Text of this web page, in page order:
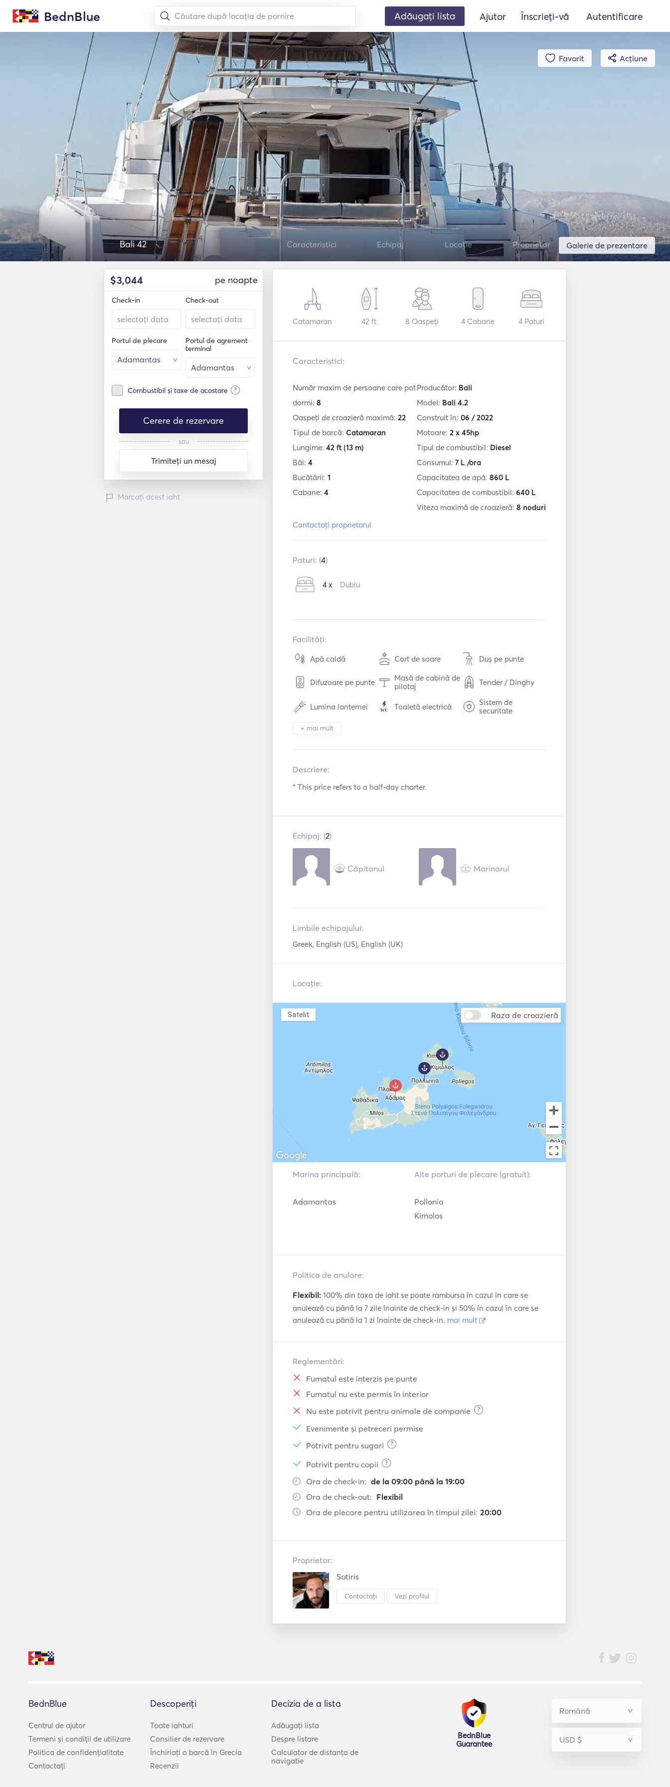
BednBlue Adăugați lista Ajutor Înscrieți-vă Autentificare
Favorit Acțiune
Galerie de prezentare
Bali 42 Caracteristici Echipaj Locație Proprietar
$3,044 pe noapte
Check-in Check-out
Portul de plecare
Portul de agrement
terminal
Combustibil și taxe de acostare ?
Cerere de rezervare
sau
Trimiteți un mesaj
Marcați acest iaht
Catamaran 42 ft 8 Oaspeți 4 Cabane 4Paturi
Caracteristici:
Număr maxim de persoane care pot
dormi: 8
Oaspeți de croazieră maximă: 22
Tipul de barcă: Catamaran
Lungime: 42 ft (13 m)
Băi: 4
Bucătării: 1
Cabane: 4
Contactați proprietarul
Producător: Bali
Model: Bali 4.2
Construit în: 06 / 2022
Motoare: 2 x 45hp
Tipul de combustibil: Diesel
Consumul: 7 L /ora
Capacitatea de apă: 860 L
Capacitatea de combustibil: 640 L
Viteza maximă de croazieră: 8 noduri
Paturi: (4)
4 x Dublu
Facilități:
Apă caldă Cort de soare Duș pe punte
Difuzoare pe punte
Masă de cabină de
pilotaj
Tender / Dinghy
Lumina lanternei Toaletă electrică
Sistem de
securitate
Congelator
Echipament de
snorkeling
navigație
Motor exterior
Trolii electrice
+ mai mult
Descriere:
* This price refers to a half-day charter.
Echipaj: (2)
Căpitanul Marinarul
Limbile echipajului:
Greek, English (US), English (UK)
Locație:
Raza de croazieră
Satelit
Marina principală:
Adamantas
Alte porturi de plecare (gratuit):
Pollonia
Kimolos
Politica de anulare:
Flexibil: 100% din taxa de iaht se poate rambursa în cazul în care se
anulează cu până la 7 zile înainte de check-in și 50% în cazul în care se
anulează cu până la 1 zi înainte de check-in. mai mult
Reglementări:
Fumatul este interzis pe punte
Fumatul nu este permis în interior
Nu este potrivit pentru animale de companie
?
Evenimente și petreceri permise
Potrivit pentru sugari
?
Potrivit pentru copii ?
Ora de check-in: de la 09:00 până la 19:00
Ora de check-out: Flexibil
Ora de plecare pentru utilizarea în timpul zilei: 20:00
Proprietar:
Sotiris
Contactați Vezi profilul
BednBlue
Centrul de ajutor
Termeni și condiții de utilizare
Politica de confidențialitate
Contactați
Descoperiți
Toate iahturi
Consilier de rezervare
Închiriați o barcă în Grecia
Recenzii
Decizia de a lista
Adăugați lista
Despre listare
Calculator de distanța de
navigatie
BednBlue
Guarantee